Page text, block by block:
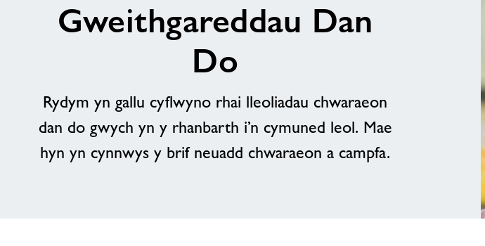
Gweithgareddau Dan
Do
Rydym yn gallu cyflwyno rhai lleoliadau chwaraeon
dan do gwych yn y rhanbarth i’n cymuned leol. Mae
hyn yn cynnwys y brif neuadd chwaraeon a campfa.